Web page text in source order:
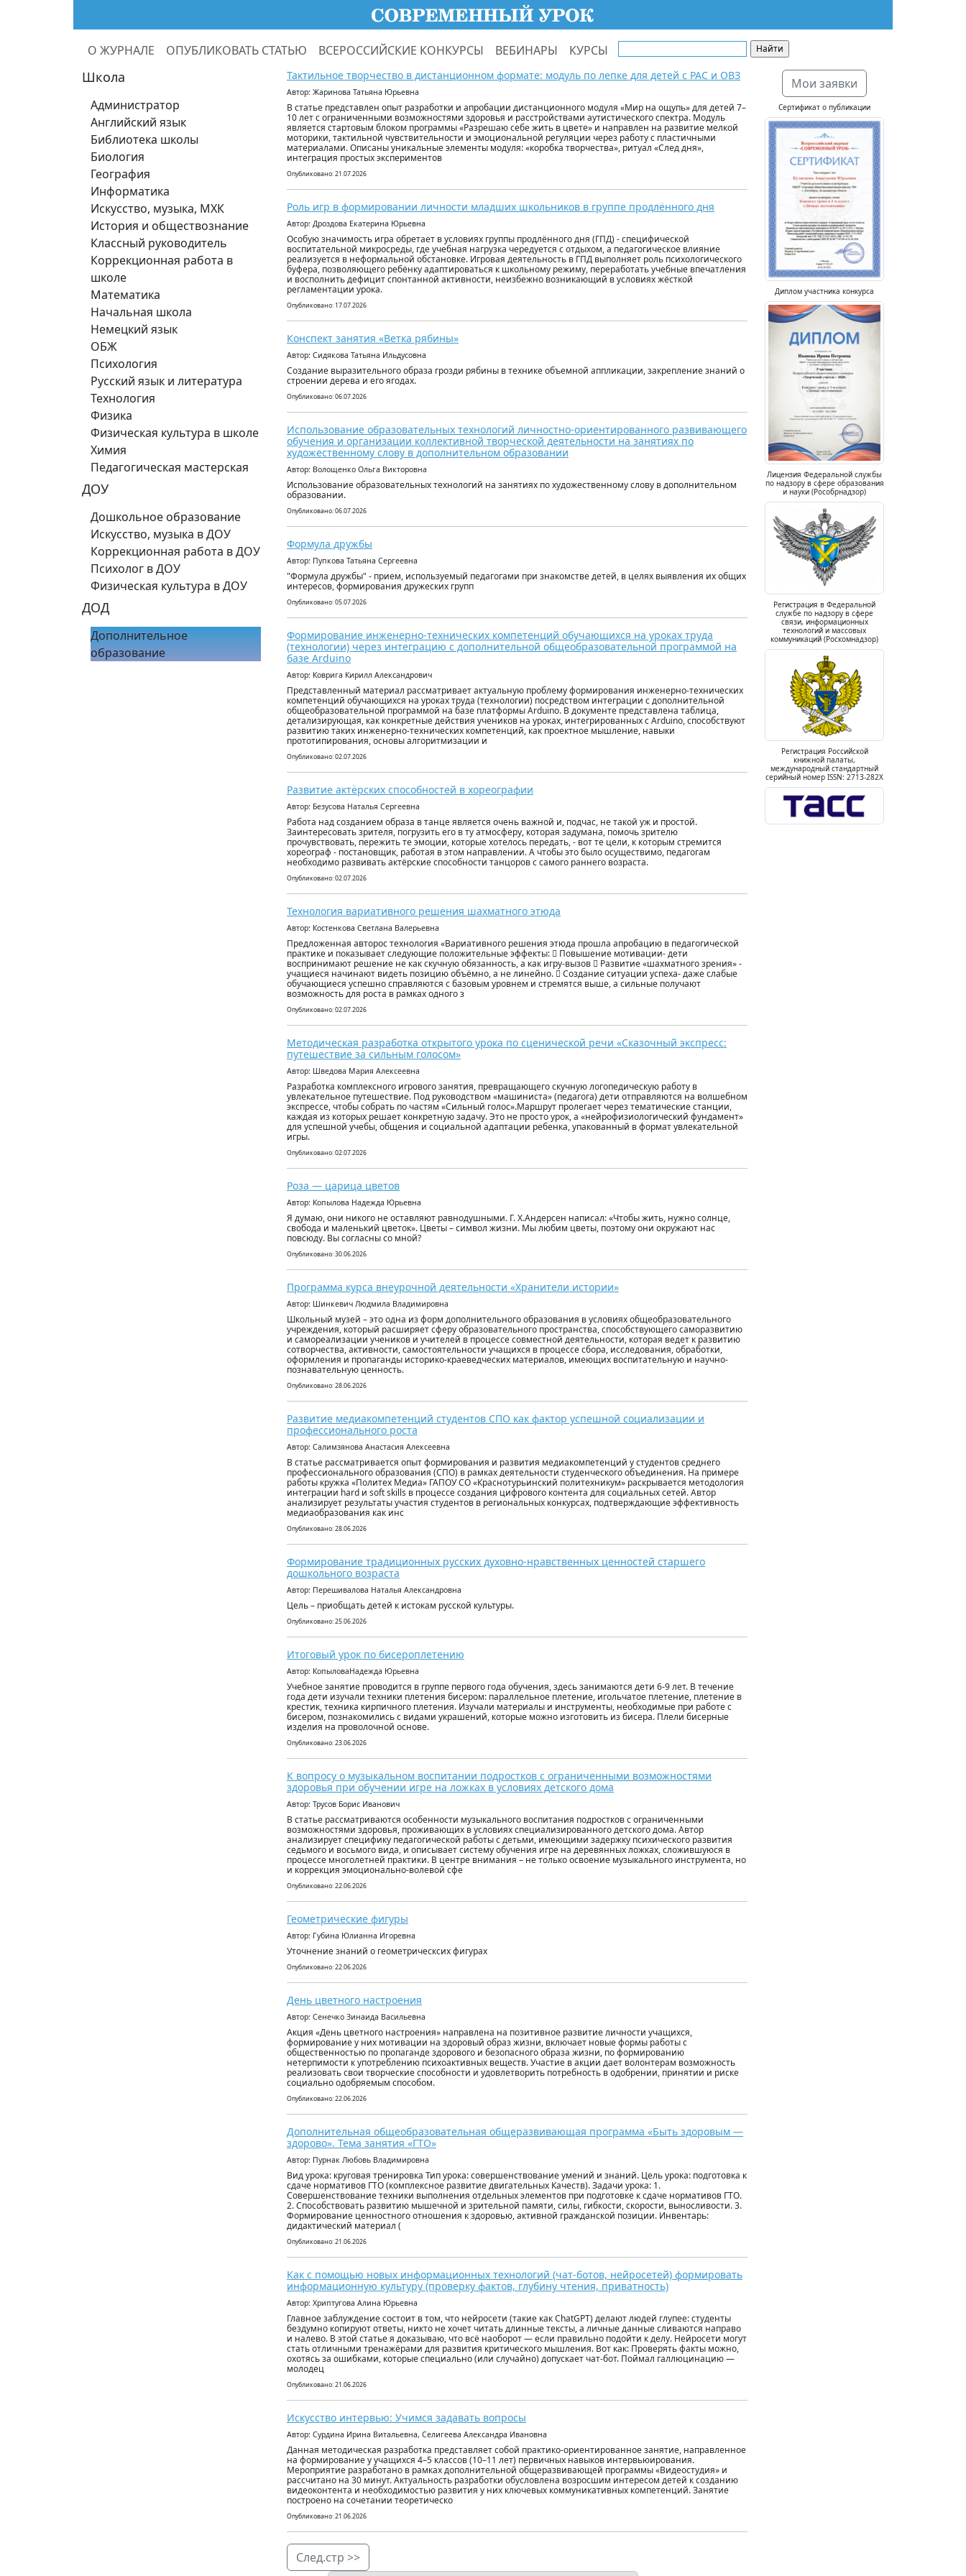
О ЖУРНАЛЕ ОПУБЛИКОВАТЬ СТАТЬЮ ВСЕРОССИЙСКИЕ КОНКУРСЫ ВЕБИНАРЫ КУРСЫ
Школа
Администратор
Английский язык
Библиотека школы
Биология
География
Информатика
Искусство, музыка, МХК
История и обществознание
Классный руководитель
Коррекционная работа в
школе
Математика
Начальная школа
Немецкий язык
ОБЖ
Психология
Русский язык и литература
Технология
Физика
Физическая культура в школе
Химия
Педагогическая мастерская
ДОУ
Дошкольное образование
Искусство, музыка в ДОУ
Коррекционная работа в ДОУ
Психолог в ДОУ
Физическая культура в ДОУ
ДОД
Дополнительное
образование
Тактильное творчество в дистанционном формате: модуль по лепке для детей с РАС и ОВЗ
Автор: Жаринова Татьяна Юрьевна
В статье представлен опыт разработки и апробации дистанционного модуля «Мир на ощупь» для детей 7–
10 лет с ограниченными возможностями здоровья и расстройствами аутистического спектра. Модуль
является стартовым блоком программы «Разрешаю себе жить в цвете» и направлен на развитие мелкой
моторики, тактильной чувствительности и эмоциональной регуляции через работу с пластичными
материалами. Описаны уникальные элементы модуля: «коробка творчества», ритуал «След дня»,
интеграция простых экспериментов
Опубликовано: 21.07.2026
Роль игр в формировании личности младших школьников в группе продлённого дня
Автор: Дроздова Екатерина Юрьевна
Особую значимость игра обретает в условиях группы продлённого дня (ГПД) - специфической
воспитательной микросреды, где учебная нагрузка чередуется с отдыхом, а педагогическое влияние
реализуется в неформальной обстановке. Игровая деятельность в ГПД выполняет роль психологического
буфера, позволяющего ребёнку адаптироваться к школьному режиму, переработать учебные впечатления
и восполнить дефицит спонтанной активности, неизбежно возникающий в условиях жёсткой
регламентации урока.
Опубликовано: 17.07.2026
Конспект занятия «Ветка рябины»
Автор: Сидякова Татьяна Ильдусовна
Создание выразительного образа грозди рябины в технике объемной аппликации, закрепление знаний о
строении дерева и его ягодах.
Опубликовано: 06.07.2026
Использование образовательных технологий личностно-ориентированного развивающего
обучения и организации коллективной творческой деятельности на занятиях по
художественному слову в дополнительном образовании
Автор: Волощенко Ольга Викторовна
Использование образовательных технологий на занятиях по художественному слову в дополнительном
образовании.
Опубликовано: 06.07.2026
Формула дружбы
Автор: Пупкова Татьяна Сергеевна
"Формула дружбы" - прием, используемый педагогами при знакомстве детей, в целях выявления их общих
интересов, формирования дружеских групп
Опубликовано: 05.07.2026
Формирование инженерно-технических компетенций обучающихся на уроках труда
(технологии) через интеграцию с дополнительной общеобразовательной программой на
базе Arduino
Автор: Коврига Кирилл Александрович
Представленный материал рассматривает актуальную проблему формирования инженерно-технических
компетенций обучающихся на уроках труда (технологии) посредством интеграции с дополнительной
общеобразовательной программой на базе платформы Arduino. В документе представлена таблица,
детализирующая, как конкретные действия учеников на уроках, интегрированных с Arduino, способствуют
развитию таких инженерно-технических компетенций, как проектное мышление, навыки
прототипирования, основы алгоритмизации и
Опубликовано: 02.07.2026
Развитие актёрских способностей в хореографии
Автор: Безусова Наталья Сергеевна
Работа над созданием образа в танце является очень важной и, подчас, не такой уж и простой.
Заинтересовать зрителя, погрузить его в ту атмосферу, которая задумана, помочь зрителю
прочувствовать, пережить те эмоции, которые хотелось передать, - вот те цели, к которым стремится
хореограф - постановщик, работая в этом направлении. А чтобы это было осуществимо, педагогам
необходимо развивать актёрские способности танцоров с самого раннего возраста.
Опубликовано: 02.07.2026
Технология вариативного решения шахматного этюда
Автор: Костенкова Светлана Валерьевна
Предложенная авторос технология «Вариативного решения этюда прошла апробацию в педагогической
практике и показывает следующие положительные эффекты:  Повышение мотивации- дети
воспринимают решение не как скучную обязанность, а как игру-вызов  Развитие «шахматного зрения» -
учащиеся начинают видеть позицию объёмно, а не линейно.  Создание ситуации успеха- даже слабые
обучающиеся успешно справляются с базовым уровнем и стремятся выше, а сильные получают
возможность для роста в рамках одного з
Опубликовано: 02.07.2026
Методическая разработка открытого урока по сценической речи «Сказочный экспресс:
путешествие за сильным голосом»
Автор: Шведова Мария Алексеевна
Разработка комплексного игрового занятия, превращающего скучную логопедическую работу в
увлекательное путешествие. Под руководством «машиниста» (педагога) дети отправляются на волшебном
экспрессе, чтобы собрать по частям «Сильный голос».Маршрут пролегает через тематические станции,
каждая из которых решает конкретную задачу. Это не просто урок, а «нейрофизиологический фундамент»
для успешной учебы, общения и социальной адаптации ребенка, упакованный в формат увлекательной
игры.
Опубликовано: 02.07.2026
Роза — царица цветов
Автор: Копылова Надежда Юрьевна
Я думаю, они никого не оставляют равнодушными. Г. Х.Андерсен написал: «Чтобы жить, нужно солнце,
свобода и маленький цветок». Цветы – символ жизни. Мы любим цветы, поэтому они окружают нас
повсюду. Вы согласны со мной?
Опубликовано: 30.06.2026
Программа курса внеурочной деятельности «Хранители истории»
Автор: Шинкевич Людмила Владимировна
Школьный музей – это одна из форм дополнительного образования в условиях общеобразовательного
учреждения, который расширяет сферу образовательного пространства, способствующего саморазвитию
и самореализации учеников и учителей в процессе совместной деятельности, которая ведет к развитию
сотворчества, активности, самостоятельности учащихся в процессе сбора, исследования, обработки,
оформления и пропаганды историко-краеведческих материалов, имеющих воспитательную и научно-
познавательную ценность.
Опубликовано: 28.06.2026
Развитие медиакомпетенций студентов СПО как фактор успешной социализации и
профессионального роста
Автор: Салимзянова Анастасия Алексеевна
В статье рассматривается опыт формирования и развития медиакомпетенций у студентов среднего
профессионального образования (СПО) в рамках деятельности студенческого объединения. На примере
работы кружка «Политех Медиа» ГАПОУ СО «Краснотурьинский политехникум» раскрывается методология
интеграции hard и soft skills в процессе создания цифрового контента для социальных сетей. Автор
анализирует результаты участия студентов в региональных конкурсах, подтверждающие эффективность
медиаобразования как инс
Опубликовано: 28.06.2026
Формирование традиционных русских духовно-нравственных ценностей старшего
дошкольного возраста
Автор: Перешивалова Наталья Александровна
​​​​​​​Цель – приобщать детей к истокам русской культуры.
Опубликовано: 25.06.2026
Итоговый урок по бисероплетению
Автор: КопыловаНадежда Юрьевна
Учебное занятие проводится в группе первого года обучения, здесь занимаются дети 6-9 лет. В течение
года дети изучали техники плетения бисером: параллельное плетение, игольчатое плетение, плетение в
крестик, техника кирпичного плетения. Изучали материалы и инструменты, необходимые при работе с
бисером, познакомились с видами украшений, которые можно изготовить из бисера. Плели бисерные
изделия на проволочной основе.
Опубликовано: 23.06.2026
К вопросу о музыкальном воспитании подростков с ограниченными возможностями
здоровья при обучении игре на ложках в условиях детского дома
Автор: Трусов Борис Иванович
В статье рассматриваются особенности музыкального воспитания подростков с ограниченными
возможностями здоровья, проживающих в условиях специализированного детского дома. Автор
анализирует специфику педагогической работы с детьми, имеющими задержку психического развития
седьмого и восьмого вида, и описывает систему обучения игре на деревянных ложках, сложившуюся в
процессе многолетней практики. В центре внимания – не только освоение музыкального инструмента, но
и коррекция эмоционально-волевой сфе
Опубликовано: 22.06.2026
Геометрические фигуры
Автор: Губина Юлианна Игоревна
Уточнение знаний о геометрическсих фигурах
Опубликовано: 22.06.2026
День цветного настроения
Автор: Сенечко Зинаида Васильевна
Акция «День цветного настроения» направлена на позитивное развитие личности учащихся,
формирование у них мотивации на здоровый образ жизни, включает новые формы работы с
общественностью по пропаганде здорового и безопасного образа жизни, по формированию
нетерпимости к употреблению психоактивных веществ. Участие в акции дает волонтерам возможность
реализовать свои творческие способности и удовлетворить потребность в одобрении, принятии и риске
социально одобряемым способом.
Опубликовано: 22.06.2026
Дополнительная общеобразовательная общеразвивающая программа «Быть здоровым —
здорово». Тема занятия «ГТО»
Автор: Пурнак Любовь Владимировна
Вид урока: круговая тренировка Тип урока: совершенствование умений и знаний. Цель урока: подготовка к
сдаче нормативов ГТО (комплексное развитие двигательных Качеств). Задачи урока: 1.
Совершенствование техники выполнения отдельных элементов при подготовке к сдаче нормативов ГТО.
2. Способствовать развитию мышечной и зрительной памяти, силы, гибкости, скорости, выносливости. 3.
Формирование ценностного отношения к здоровью, активной гражданской позиции. Инвентарь:
дидактический материал (
Опубликовано: 21.06.2026
Как с помощью новых информационных технологий (чат-ботов, нейросетей) формировать
информационную культуру (проверку фактов, глубину чтения, приватность)
Автор: Хриптугова Алина Юрьевна
Главное заблуждение состоит в том, что нейросети (такие как ChatGPT) делают людей глупее: студенты
бездумно копируют ответы, никто не хочет читать длинные тексты, а личные данные сливаются направо
и налево. В этой статье я доказываю, что всё наоборот — если правильно подойти к делу. Нейросети могут
стать отличными тренажёрами для развития критического мышления. Вот как: Проверять факты можно,
охотясь за ошибками, которые специально (или случайно) допускает чат-бот. Поймал галлюцинацию —
молодец
Опубликовано: 21.06.2026
Искусство интервью: Учимся задавать вопросы
Автор: Сурдина Ирина Витальевна, Селигеева Александра Ивановна
Данная методическая разработка представляет собой практико-ориентированное занятие, направленное
на формирование у учащихся 4–5 классов (10–11 лет) первичных навыков интервьюирования.
Мероприятие разработано в рамках дополнительной общеразвивающей программы «Видеостудия» и
рассчитано на 30 минут. Актуальность разработки обусловлена возросшим интересом детей к созданию
видеоконтента и необходимостью развития у них ключевых коммуникативных компетенций. Занятие
построено на сочетании теоретическо
Опубликовано: 21.06.2026
След.стр >>
Мои заявки
Сертификат о публикации
Диплом участника конкурса
Лицензия Федеральной службы
по надзору в сфере образования
и науки (Рособрнадзор)
Регистрация в Федеральной
службе по надзору в сфере
связи, информационных
технологий и массовых
коммуникаций (Роскомнадзор)
Регистрация Российской
книжной палаты,
международный стандартный
серийный номер ISSN: 2713-282X